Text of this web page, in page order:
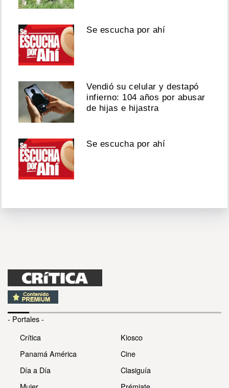
Se escucha por ahí
Vendió su celular y destapó
infierno: 104 años por abusar
de hijas e hijastra
Se escucha por ahí
- Portales -
Crítica
Panamá América
Día a Día
Kiosco
Cine
Clasiguía